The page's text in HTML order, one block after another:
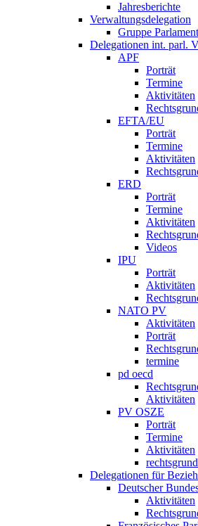
Jahresberichte
Verwaltungsdelegation
Gruppe
Delegationen int. parl.
APF
Porträt
Termine
Aktivitäten
EFTA/EU
Porträt
Termine
Aktivitäten
ERD
Porträt
Termine
Aktivitäten
Videos
IPU
Porträt
Aktivitäten
NATO PV
Aktivitäten
Porträt
termine
pd oecd
Aktivitäten
PV OSZE
Porträt
Termine
Aktivitäten
Delegationen für
Deutscher
Aktivitäten